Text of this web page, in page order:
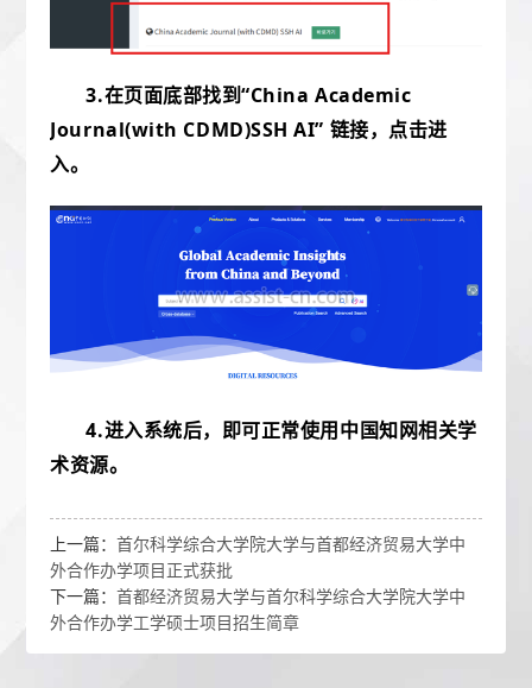
3.在页面底部找到“China Academic
Journal(with CDMD)SSH AI” 链接，点击进
入。
4.进入系统后， 即可正常使用中国知网相关学
术资源。
上一篇：首尔科学综合大学院大学与首都经济贸易大学中
外合作办学项目正式获批
下一篇：首都经济贸易大学与首尔科学综合大学院大学中
外合作办学工学硕士项目招生简章